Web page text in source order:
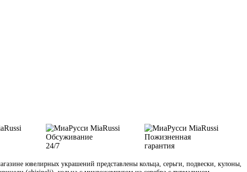
Обсуживание
24/7
Пожизненная
гарантия
ювелирных украшений представлены кольца, серьги, подвески, кулоны,